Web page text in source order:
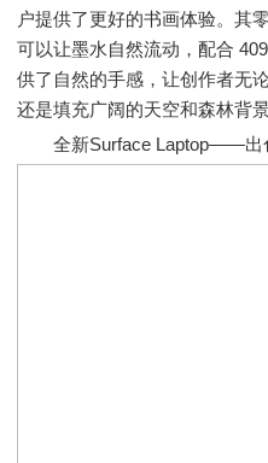
户提供了更好的书画体验。其
可以让墨水自然流动，配合
供了自然的手感，让创作者无
还是填充广阔的天空和森林背
全新Surface Laptop——出